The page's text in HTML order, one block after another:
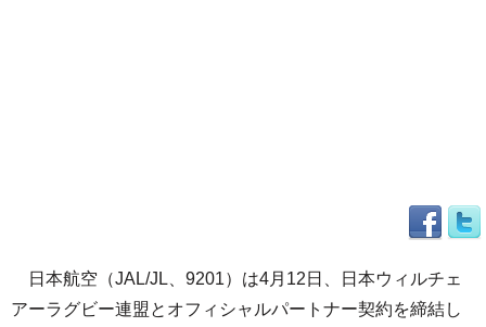
日本航空（JAL/JL、9201）は4月12日、日本ウィルチェ
アーラグビー連盟とオフィシャルパートナー契約を締結し